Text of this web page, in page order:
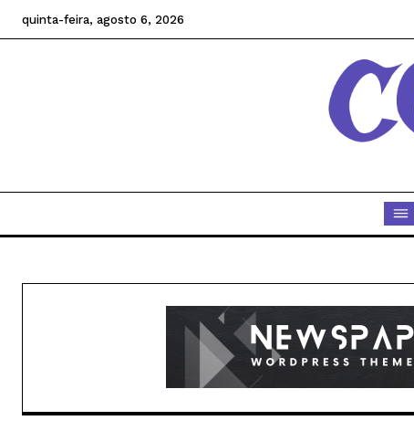
quinta-feira, agosto 6, 2026